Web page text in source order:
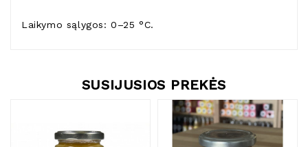
Laikymo sąlygos: 0–25 °C.
SUSIJUSIOS PREKĖS